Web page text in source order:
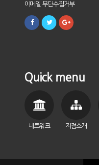
이메일 무단수집거부
Quick menu
네트워크 지점소개